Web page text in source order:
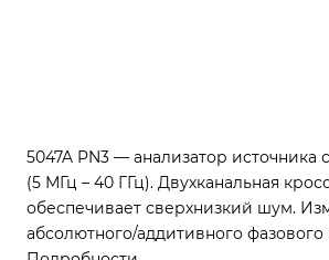
5047A PN3 — анализатор источника
(5 МГц – 40 ГГц). Двухканальная
обеспечивает сверхнизкий шум.
абсолютного/аддитивного